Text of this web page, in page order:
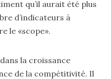
qu’il aurait été plus
d’indicateurs à
le «scope».
la croissance
de la compétitivité. Il